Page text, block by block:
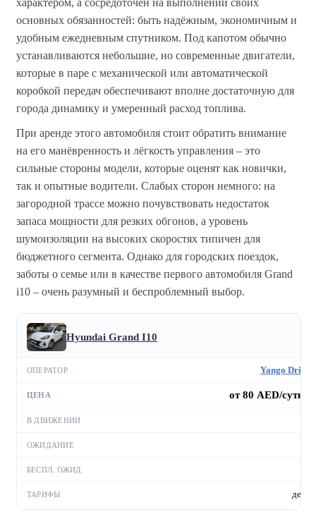
основных обязанностей: быть надёжным, экономичным и
удобным ежедневным спутником. Под капотом обычно
устанавливаются небольшие, но современные двигатели,
которые в паре с механической или автоматической
коробкой передач обеспечивают вполне достаточную для
города динамику и умеренный расход топлива.
При аренде этого автомобиля стоит обратить внимание
на его манёвренность и лёгкость управления – это
сильные стороны модели, которые оценят как новички,
так и опытные водители. Слабых сторон немного: на
загородной трассе можно почувствовать недостаток
запаса мощности для резких обгонов, а уровень
шумоизоляции на высоких скоростях типичен для
бюджетного сегмента. Однако для городских поездок,
заботы о семье или в качестве первого автомобиля Grand
i10 – очень разумный и беспроблемный выбор.
Hyundai Grand I10
Yango Drive
от 80 AED/сутки
день